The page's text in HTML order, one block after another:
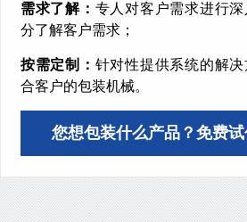
需求了解： 专人对客户需求进行
分了解客户需求；
按需定制： 针对性提供系统的解
合客户的包装机械。
您想包装什么产品？免费